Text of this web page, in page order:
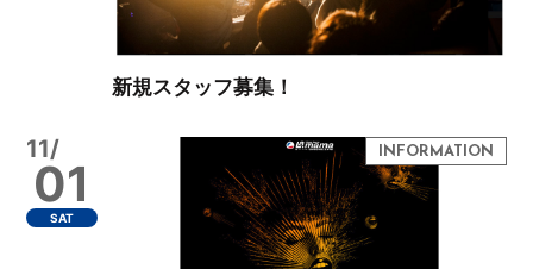
新規スタッフ募集！
11/
01
SAT